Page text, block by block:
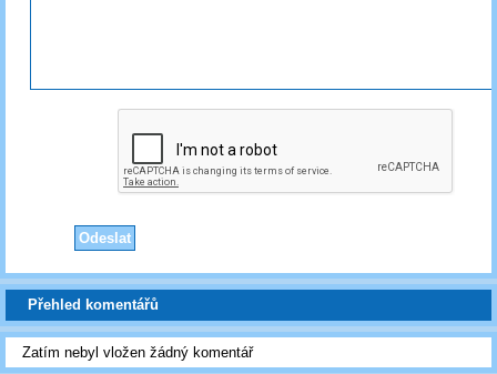
Přehled komentářů
Zatím nebyl vložen žádný komentář